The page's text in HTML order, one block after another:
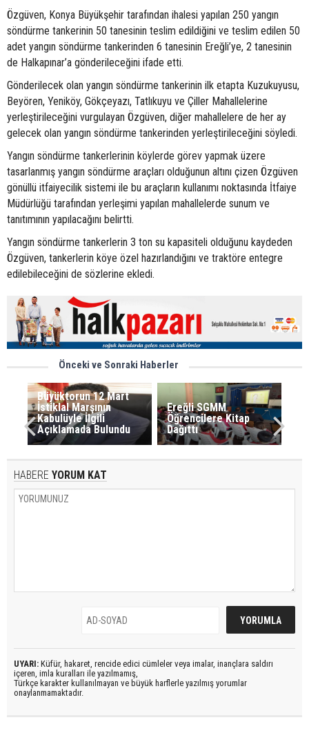
Özgüven, Konya Büyükşehir tarafından ihalesi yapılan 250 yangın
söndürme tankerinin 50 tanesinin teslim edildiğini ve teslim edilen 50
adet yangın söndürme tankerinden 6 tanesinin Ereğli’ye, 2 tanesinin
de Halkapınar’a gönderileceğini ifade etti.
Gönderilecek olan yangın söndürme tankerinin ilk etapta Kuzukuyusu,
Beyören, Yeniköy, Gökçeyazı, Tatlıkuyu ve Çiller Mahallelerine
yerleştirileceğini vurgulayan Özgüven, diğer mahallelere de her ay
gelecek olan yangın söndürme tankerinden yerleştirileceğini söyledi.
Yangın söndürme tankerlerinin köylerde görev yapmak üzere
tasarlanmış yangın söndürme araçları olduğunun altını çizen Özgüven
gönüllü itfaiyecilik sistemi ile bu araçların kullanımı noktasında İtfaiye
Müdürlüğü tarafından yerleşimi yapılan mahallelerde sunum ve
tanıtımının yapılacağını belirtti.
Yangın söndürme tankerlerin 3 ton su kapasiteli olduğunu kaydeden
Özgüven, tankerlerin köye özel hazırlandığını ve traktöre entegre
edilebileceğini de sözlerine ekledi.
Önceki ve Sonraki Haberler
Büyüktorun 12 Mart
İstiklal Marşının
Kabulüyle İlgili
Açıklamada Bulundu
Ereğli SGMM
Öğrencilere Kitap
Dağıttı
HABERE YORUM KAT
UYARI: Küfür, hakaret, rencide edici cümleler veya imalar, inançlara saldırı
içeren, imla kuralları ile yazılmamış,
Türkçe karakter kullanılmayan ve büyük harflerle yazılmış yorumlar
onaylanmamaktadır.